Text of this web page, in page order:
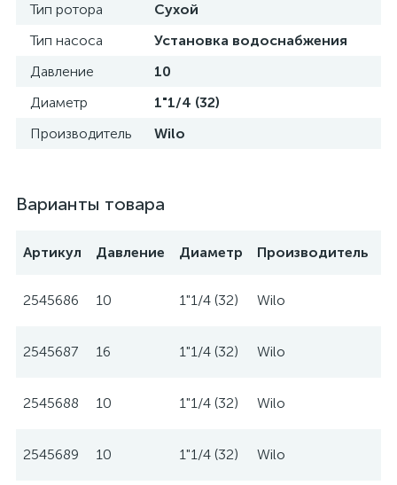
Тип ротора
Сухой
Тип насоса
Установка водоснабжения
Давление
10
Диаметр
1"1/4 (32)
Производитель
Wilo
Варианты товара
Артикул Давление Диаметр Производитель
2545686 10 1"1/4 (32) Wilo
2545687 16 1"1/4 (32) Wilo
2545688 10 1"1/4 (32) Wilo
2545689 10 1"1/4 (32) Wilo